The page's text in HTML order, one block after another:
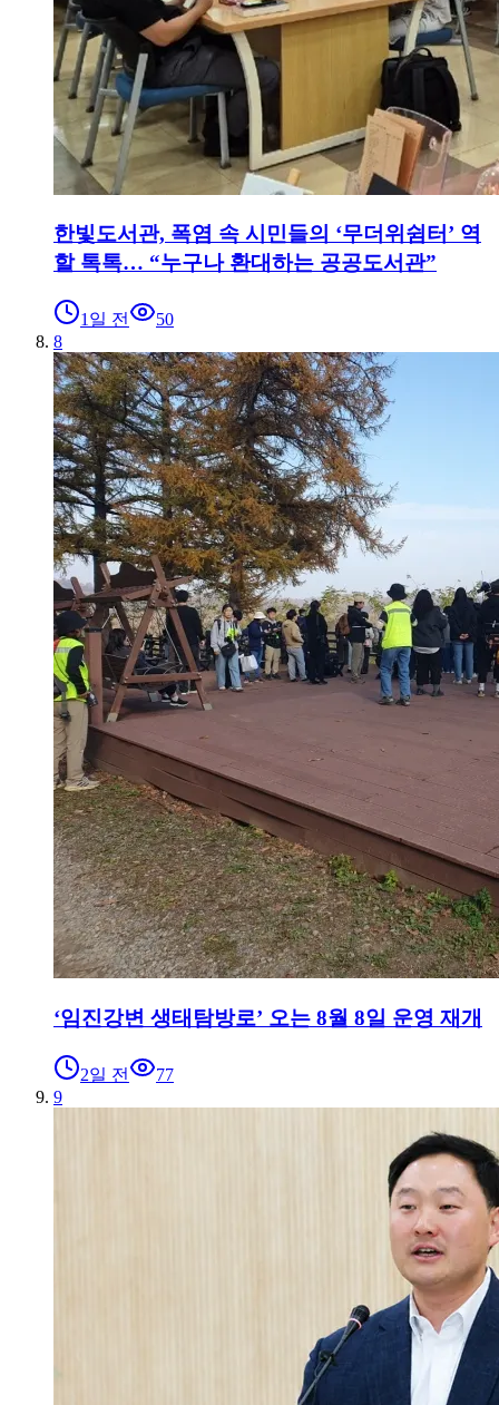
한빛도서관, 폭염 속 시민들의 ‘무더위쉼터’ 역
할 톡톡… “누구나 환대하는 공공도서관”
1일 전
50
8
‘임진강변 생태탐방로’ 오는 8월 8일 운영 재개
2일 전
77
9